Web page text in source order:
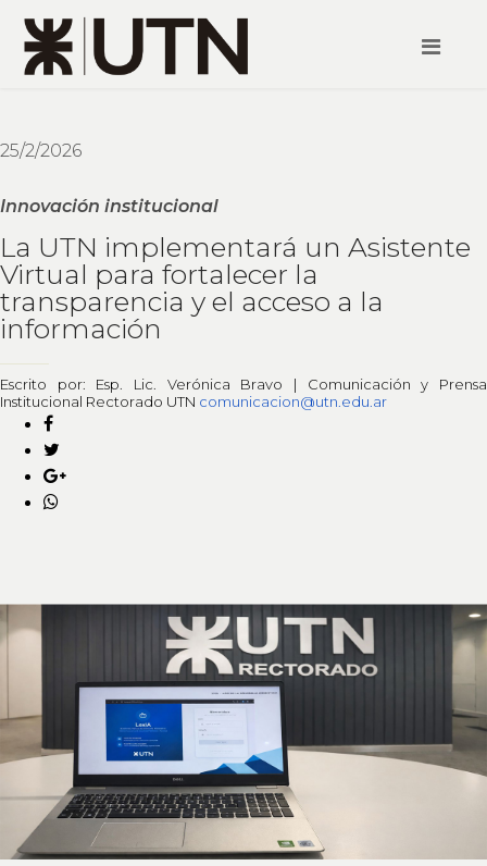
25/2/2026
Innovación institucional
La UTN implementará un Asistente
Virtual para fortalecer la
transparencia y el acceso a la
información
Escrito por: Esp. Lic. Verónica Bravo | Comunicación y Prensa
Institucional Rectorado UTN comunicacion@utn.edu.ar